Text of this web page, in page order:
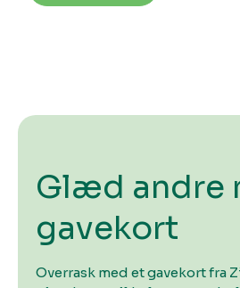
Glæd andre
gavekort
Overrask med et gavekort fra